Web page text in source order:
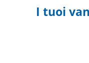
I tuoi